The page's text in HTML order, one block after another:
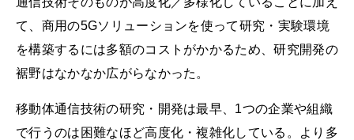
て、商用の5Gソリューションを使って研究・実験環境
を構築するには多額のコストがかかるため、研究開発の
裾野はなかなか広がらなかった。
移動体通信技術の研究・開発は最早、1つの企業や組織
で行うのは困難なほど高度化・複雑化している。より多